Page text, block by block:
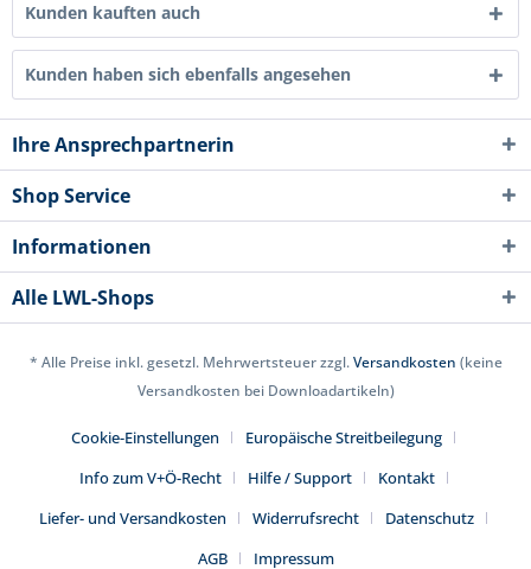
Kunden kauften auch
Kunden haben sich ebenfalls angesehen
Ihre Ansprechpartnerin
Shop Service
Informationen
Alle LWL-Shops
* Alle Preise inkl. gesetzl. Mehrwertsteuer zzgl.Versandkosten (keine
Versandkosten bei Downloadartikeln)
Cookie-Einstellungen
Europäische Streitbeilegung
Info zum V+Ö-Recht
Hilfe / Support
Kontakt
Liefer- und Versandkosten
Widerrufsrecht
Datenschutz
AGB
Impressum